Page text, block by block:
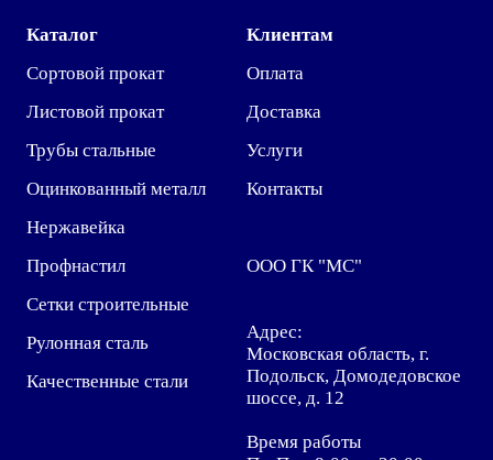
Каталог
Сортовой прокат
Листовой прокат
Трубы стальные
Оцинкованный металл
Нержавейка
Профнастил
Сетки строительные
Рулонная сталь
Качественные стали
Клиентам
Оплата
Доставка
Услуги
Контакты
ООО ГК "МС"
Адрес:
Московская область, г.
Подольск, Домодедовское
шоссе, д. 12
Время работы